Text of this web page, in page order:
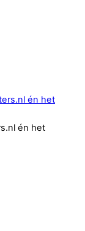
én het